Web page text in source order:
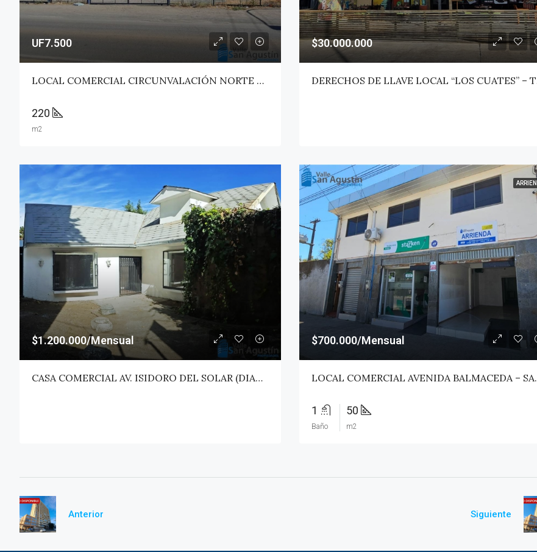
UF7.500
LOCAL COMERCIAL CIRCUNVALACIÓN NORTE – TALCA
220
m2
$30.000.000
$1.200.000/Mensual
CASA COMERCIAL AV. ISIDORO DEL SOLAR (DIAGONAL) – TALCA
$700.000/Mensual
LOCAL
1
Baño
50
m2
Anterior Siguiente